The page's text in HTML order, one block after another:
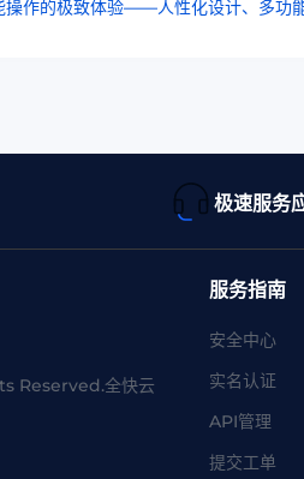
操作的极致体验——人性化设计、多功
极速服务
Reserved.全快云
服务指南
安全中心
实名认证
API管理
提交工单